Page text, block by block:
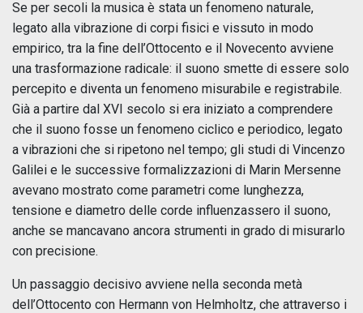
Se per secoli la musica è stata un fenomeno naturale,
legato alla vibrazione di corpi fisici e vissuto in modo
empirico, tra la fine dell’Ottocento e il Novecento avviene
una trasformazione radicale: il suono smette di essere solo
percepito e diventa un fenomeno misurabile e registrabile.
Già a partire dal XVI secolo si era iniziato a comprendere
che il suono fosse un fenomeno ciclico e periodico, legato
a vibrazioni che si ripetono nel tempo; gli studi di Vincenzo
Galilei e le successive formalizzazioni di Marin Mersenne
avevano mostrato come parametri come lunghezza,
tensione e diametro delle corde influenzassero il suono,
anche se mancavano ancora strumenti in grado di misurarlo
con precisione.
Un passaggio decisivo avviene nella seconda metà
dell’Ottocento con Hermann von Helmholtz, che attraverso i